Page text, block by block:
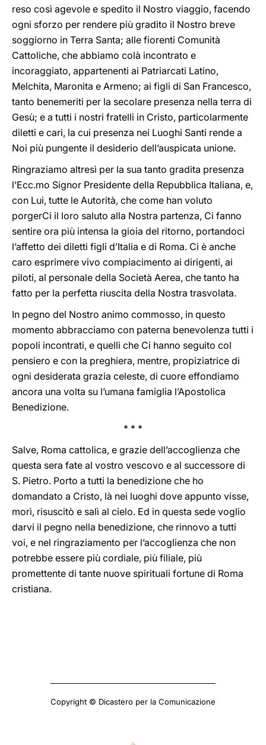
reso così agevole e spedito il Nostro viaggio, facendo
ogni sforzo per rendere più gradito il Nostro breve
soggiorno in Terra Santa; alle fiorenti Comunità
Cattoliche, che abbiamo colà incontrato e
incoraggiato, appartenenti ai Patriarcati Latino,
Melchita, Maronita e Armeno; ai figli di San Francesco,
tanto benemeriti per la secolare presenza nella terra di
Gesù; e a tutti i nostri fratelli in Cristo, particolarmente
diletti e cari, la cui presenza nei Luoghi Santi rende a
Noi più pungente il desiderio dell’auspicata unione.
Ringraziamo altresì per la sua tanto gradita presenza
l’Ecc.mo Signor Presidente della Repubblica Italiana, e,
con Lui, tutte le Autorità, che come han voluto
porgerCi il loro saluto alla Nostra partenza, Ci fanno
sentire ora più intensa la gioia del ritorno, portandoci
l’affetto dei diletti figli d’Italia e di Roma. Ci è anche
caro esprimere vivo compiacimento ai dirigenti, ai
piloti, al personale della Società Aerea, che tanto ha
fatto per la perfetta riuscita della Nostra trasvolata.
In pegno del Nostro animo commosso, in questo
momento abbracciamo con paterna benevolenza tutti i
popoli incontrati, e quelli che Ci hanno seguito col
pensiero e con la preghiera, mentre, propiziatrice di
ogni desiderata grazia celeste, di cuore effondiamo
ancora una volta su l’umana famiglia l’Apostolica
Benedizione.
* * *
Salve, Roma cattolica, e grazie dell’accoglienza che
questa sera fate al vostro vescovo e al successore di
S. Pietro. Porto a tutti la benedizione che ho
domandato a Cristo, là nei luoghi dove appunto visse,
morì, risuscitò e salì al cielo. Ed in questa sede voglio
darvi il pegno nella benedizione, che rinnovo a tutti
voi, e nel ringraziamento per l’accoglienza che non
potrebbe essere più cordiale, più filiale, più
promettente di tante nuove spirituali fortune di Roma
cristiana.
Copyright © Dicastero per la Comunicazione